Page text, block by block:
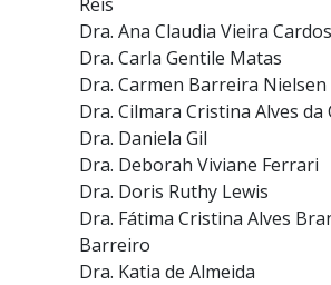
Dra. Ana Claudia Vieira
Dra. Carla Gentile Matas
Dra. Carmen Barreira Nielsen
Dra. Cilmara Cristina Alves da
Dra. Daniela Gil
Dra. Deborah Viviane Ferrari
Dra. Doris Ruthy Lewis
Dra. Fátima Cristina Alves
Barreiro
Dra. Katia de Almeida